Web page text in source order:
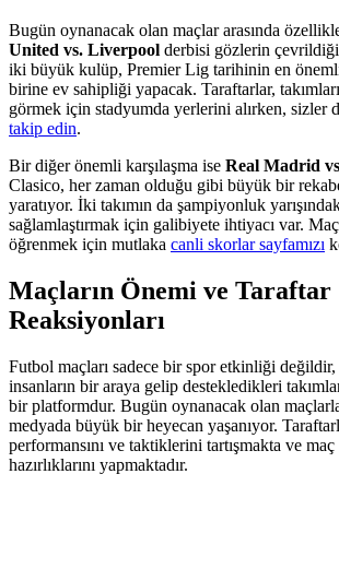
Bugün oynanacak olan maçlar arasında
United vs. Liverpool derbisi gözlerin
iki büyük kulüp, Premier Lig tarihinin en önemli
birine ev sahipliği yapacak. Taraftarlar,
görmek için stadyumda yerlerini alırken, sizler
takip edin.
Bir diğer önemli karşılaşma ise Real Madrid
Clasico, her zaman olduğu gibi büyük bir
yaratıyor. İki takımın da şampiyonluk
sağlamlaştırmak için galibiyete ihtiyacı var.
öğrenmek için mutlaka canli skorlar sayfamızı
Maçların Önemi ve Taraftar
Reaksiyonları
Futbol maçları sadece bir spor etkinliği değildir,
insanların bir araya gelip destekledikleri
bir platformdur. Bugün oynanacak olan
medyada büyük bir heyecan yaşanıyor.
performansını ve taktiklerini tartışmakta ve
hazırlıklarını yapmaktadır.